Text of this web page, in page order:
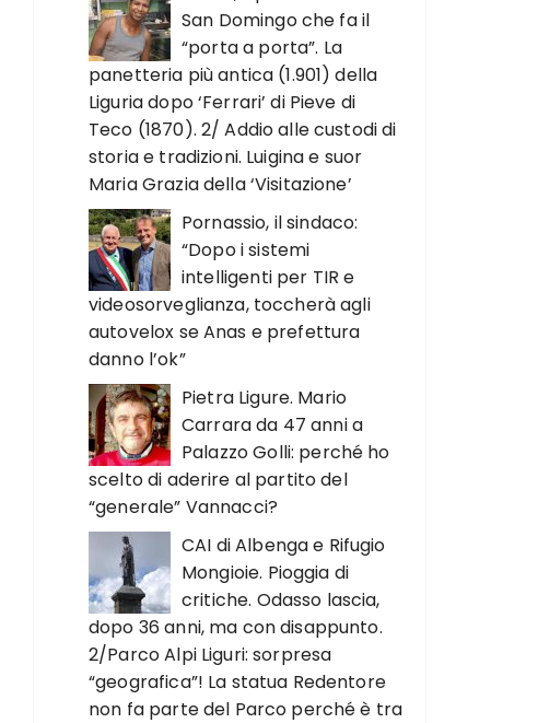
San Domingo che fa il
“porta a porta”. La
panetteria più antica (1.901) della
Liguria dopo ‘Ferrari’ di Pieve di
Teco (1870). 2/ Addio alle custodi di
storia e tradizioni. Luigina e suor
Maria Grazia della ‘Visitazione’
Pornassio, il sindaco:
“Dopo i sistemi
intelligenti per TIR e
videosorveglianza, toccherà agli
autovelox se Anas e prefettura
danno l’ok”
Pietra Ligure. Mario
Carrara da 47 anni a
Palazzo Golli: perché ho
scelto di aderire al partito del
“generale” Vannacci?
CAI di Albenga e Rifugio
Mongioie. Pioggia di
critiche. Odasso lascia,
dopo 36 anni, ma con disappunto.
2/Parco Alpi Liguri: sorpresa
“geografica”! La statua Redentore
non fa parte del Parco perché è tra